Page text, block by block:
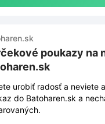
poukazy na
urobiť radosť a neviete
do Batoharen.sk a